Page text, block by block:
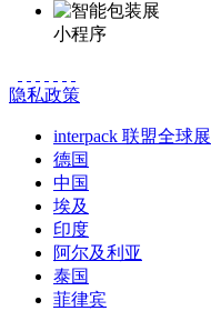
小程序
隐私政策
interpack 联盟全球展
德国
中国
埃及
印度
阿尔及利亚
泰国
菲律宾